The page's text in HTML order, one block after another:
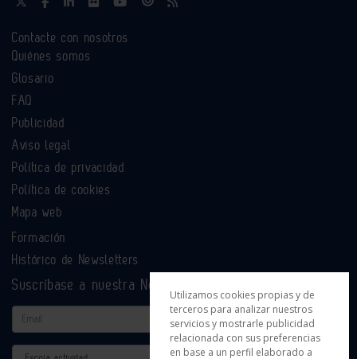
Contacte con nosotros
Quiénes somos
Glosario
FAQ
Publicidad
Aviso legal
Política de privacidad
Política de cookies
Mapa web
Formación
Histórico de Newsletters
Suscríbase a nuestra Newsletter
Email
Actividad
Utilizamos cookies propias y de
terceros para analizar nuestros
servicios y mostrarle publicidad
relacionada con sus preferencias
en base a un perfil elaborado a